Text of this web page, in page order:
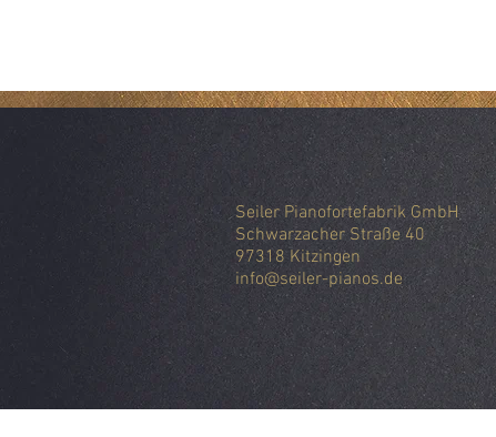
Seiler Pianofortefabrik GmbH
Schwarzacher Straße 40
97318 Kitzingen
info@seiler-pianos.de